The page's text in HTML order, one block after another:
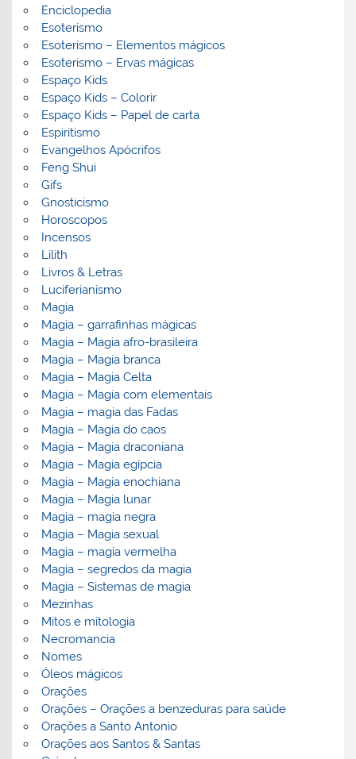
Enciclopedia
Esoterismo
Esoterismo – Elementos mágicos
Esoterismo – Ervas mágicas
Espaço Kids
Espaço Kids – Colorir
Espaço Kids – Papel de carta
Espiritismo
Evangelhos Apócrifos
Feng Shui
Gifs
Gnosticismo
Horoscopos
Incensos
Lilith
Livros & Letras
Luciferianismo
Magia
Magia – garrafinhas mágicas
Magia – Magia afro-brasileira
Magia – Magia branca
Magia – Magia Celta
Magia – Magia com elementais
Magia – magia das Fadas
Magia – Magia do caos
Magia – Magia draconiana
Magia – Magia egípcia
Magia – Magia enochiana
Magia – Magia lunar
Magia – magia negra
Magia – Magia sexual
Magia – magia vermelha
Magia – segredos da magia
Magia – Sistemas de magia
Mezinhas
Mitos e mitologia
Necromancia
Nomes
Óleos mágicos
Orações
Orações – Orações a benzeduras para saúde
Orações a Santo Antonio
Orações aos Santos & Santas